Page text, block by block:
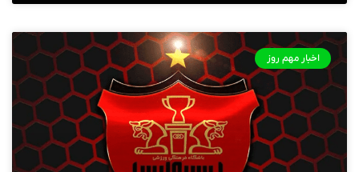
اخبار مهم روز